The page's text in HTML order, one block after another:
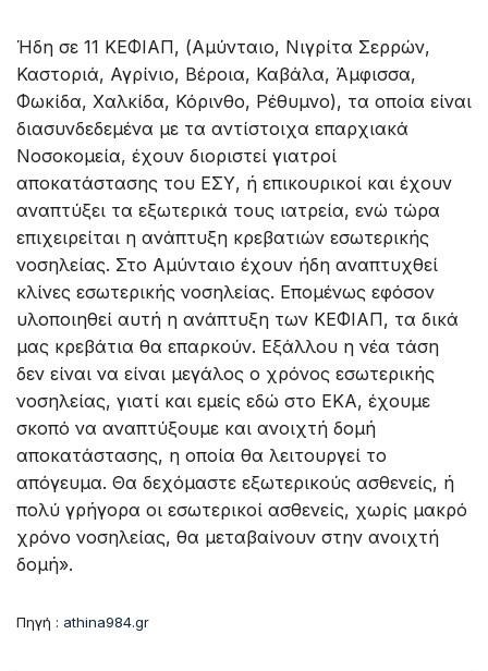
Ήδη σε 11 ΚΕΦΙΑΠ, (Αμύνταιο, Νιγρίτα Σερρών,
Καστοριά, Αγρίνιο, Βέροια, Καβάλα, Άμφισσα,
Φωκίδα, Χαλκίδα, Κόρινθο, Ρέθυμνο), τα οποία είναι
διασυνδεδεμένα με τα αντίστοιχα επαρχιακά
Νοσοκομεία, έχουν διοριστεί γιατροί
αποκατάστασης του ΕΣΥ, ή επικουρικοί και έχουν
αναπτύξει τα εξωτερικά τους ιατρεία, ενώ τώρα
επιχειρείται η ανάπτυξη κρεβατιών εσωτερικής
νοσηλείας. Στο Αμύνταιο έχουν ήδη αναπτυχθεί
κλίνες εσωτερικής νοσηλείας. Επομένως εφόσον
υλοποιηθεί αυτή η ανάπτυξη των ΚΕΦΙΑΠ, τα δικά
μας κρεβάτια θα επαρκούν. Εξάλλου η νέα τάση
δεν είναι να είναι μεγάλος ο χρόνος εσωτερικής
νοσηλείας, γιατί και εμείς εδώ στο ΕΚΑ, έχουμε
σκοπό να αναπτύξουμε και ανοιχτή δομή
αποκατάστασης, η οποία θα λειτουργεί το
απόγευμα. Θα δεχόμαστε εξωτερικούς ασθενείς, ή
πολύ γρήγορα οι εσωτερικοί ασθενείς, χωρίς μακρό
χρόνο νοσηλείας, θα μεταβαίνουν στην ανοιχτή
δομή».
Πηγή : athina984.gr